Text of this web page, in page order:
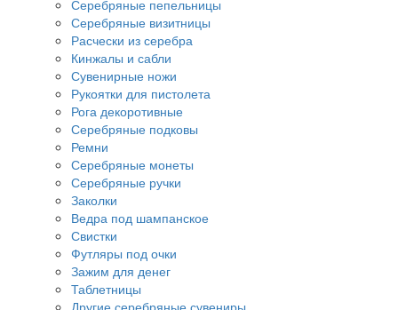
Серебряные пепельницы
Серебряные визитницы
Расчески из серебра
Кинжалы и сабли
Сувенирные ножи
Рукоятки для пистолета
Рога декоротивные
Серебряные подковы
Ремни
Серебряные монеты
Серебряные ручки
Заколки
Ведра под шампанское
Свистки
Футляры под очки
Зажим для денег
Таблетницы
Другие серебряные сувениры